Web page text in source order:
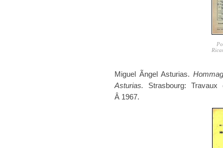
Miguel Ãngel Asturias.
Asturias. Strasbourg:
Â 1967.